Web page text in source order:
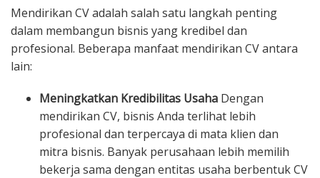
Mendirikan CV adalah salah satu langkah penting
dalam membangun bisnis yang kredibel dan
profesional. Beberapa manfaat mendirikan CV antara
lain:
Meningkatkan Kredibilitas Usaha Dengan
mendirikan CV, bisnis Anda terlihat lebih
profesional dan terpercaya di mata klien dan
mitra bisnis. Banyak perusahaan lebih memilih
bekerja sama dengan entitas usaha berbentuk CV